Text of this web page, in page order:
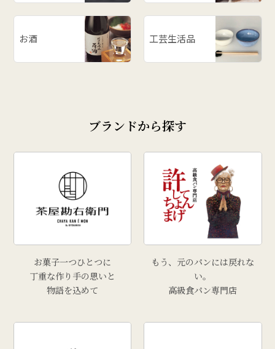
お酒 工芸生活品
ブランドから探す
お菓子一つひとつに
丁重な作り手の思いと
物語を込めて
もう、元のパンには戻れな
い。
高級食パン専門店